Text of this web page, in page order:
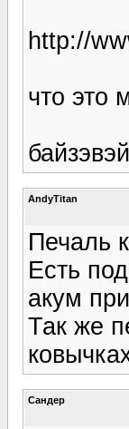
http://
что это
AndyTitan
Печаль
Есть
акум
Так же
Сандер